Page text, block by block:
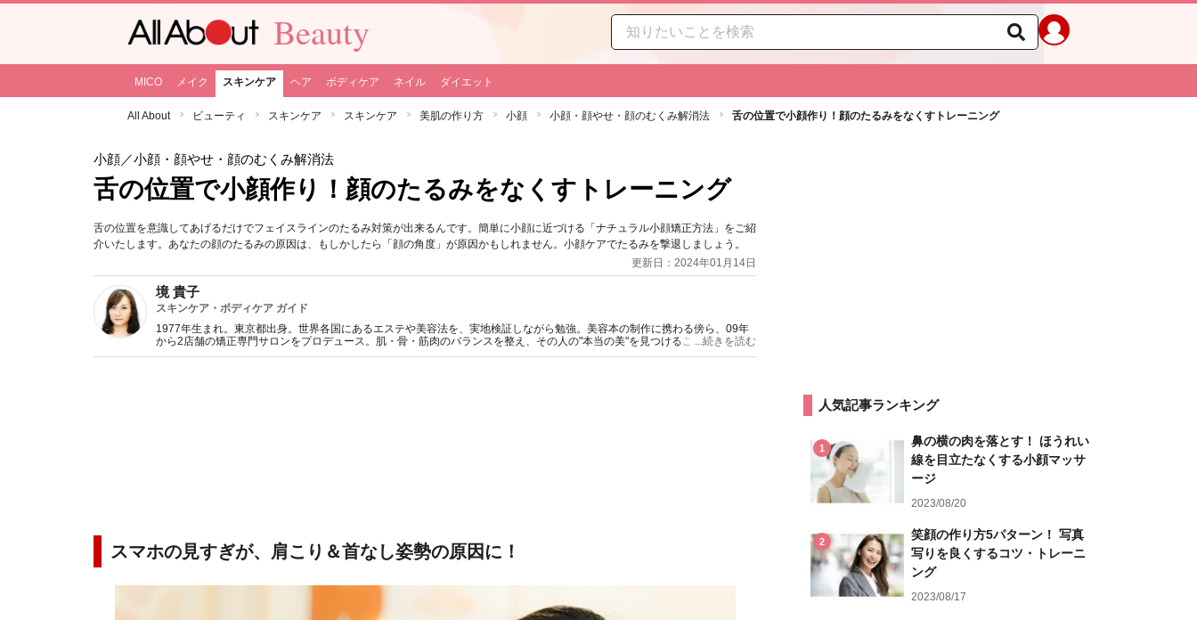
Beauty
MICO メイク スキンケア ヘア ボディケア ネイル ダイエット
All About ビューティ スキンケア スキンケア 美肌の作り方 小顔 小顔・顔やせ・顔のむくみ解消法 舌の位置で小顔作り！顔のたるみをなくすトレーニング
小顔／小顔・顔やせ・顔のむくみ解消法
舌の位置で小顔作り！顔のたるみをなくすトレーニング
舌の位置を意識してあげるだけでフェイスラインのたるみ対策が出来るんです。簡単に小顔に近づける「ナチュラル小顔矯正方法」をご紹
介いたします。あなたの顔のたるみの原因は、もしかしたら「顔の角度」が原因かもしれません。小顔ケアでたるみを撃退しましょう。
更新日：2024年01月14日
境 貴子
スキンケア・ボディケア ガイド
1977年生まれ。東京都出身。世界各国にあるエステや美容法を、実地検証しながら勉強。美容本の制作に携わる傍ら、09年
から2店舗の矯正専門サロンをプロデュース。肌・骨・筋肉のバランスを整え、その人の"本当の美"を見つけることを大切に
している。
...続きを読む
スマホの見すぎが、肩こり＆首なし姿勢の原因に！
人気記事ランキング
1
鼻の横の肉を落とす！ ほうれい
線を目立たなくする小顔マッサ
ージ
2023/08/20
2
笑顔の作り方5パターン！ 写真
写りを良くするコツ・トレーニ
ング
2023/08/17